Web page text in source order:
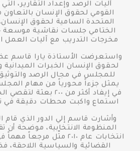
آليات الرصد وإعداد التقارير،
القومي لحقوق الإنسان
المتحدة السامية لحقوق
الختامي جلسات نقاشية
مخرجات التدريب مع آليات العمل
واستعرضت الأستاذة يارا قاسم
لحقوق الإنسان الخبرات
للمجلس في مجال الرصد
يمثل جزءاً محورياً من مهام
في إيفاد أكثر من ٢٠٠
استماع واكبت محطات دقيقة في
وأشارت قاسم إلي الدور الذي
المنظومة الانتخابية، موضحة أن
انتخابات عام ٢٠١٠ مثّل
القضائية والسياسية